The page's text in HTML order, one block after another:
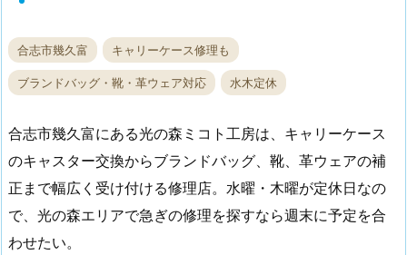
合志市幾久富 キャリーケース修理も
ブランドバッグ・靴・革ウェア対応 水木定休
合志市幾久富にある光の森ミコト工房は、キャリーケース
のキャスター交換からブランドバッグ、靴、革ウェアの補
正まで幅広く受け付ける修理店。水曜・木曜が定休日なの
で、光の森エリアで急ぎの修理を探すなら週末に予定を合
わせたい。